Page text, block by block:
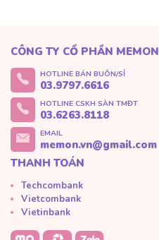
CÔNG TY CỔ PHẦN MEMON
HOTLINE BÁN BUÔN/SỈ
03.9797.6616
HOTLINE CSKH SÀN TMĐT
03.6263.8118
EMAIL
memon.vn@gmail.com
THANH TOÁN
Techcombank
Vietcombank
Vietinbank